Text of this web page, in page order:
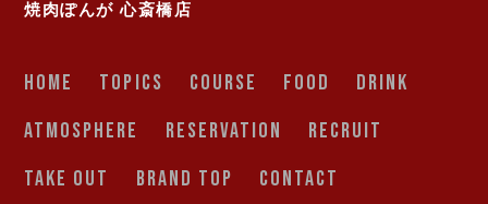
焼肉ぽんが 心斎橋店
HOME TOPICS COURSE FOOD
DRINK
ATMOSPHERE
RESERVATION
RECRUIT
TAKE OUT
BRAND TOP
CONTACT